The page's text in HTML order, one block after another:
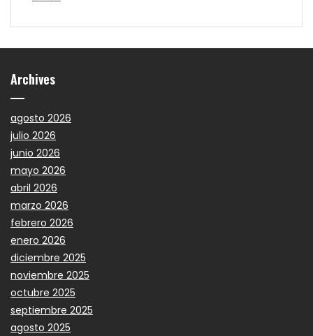
Archives
agosto 2026
julio 2026
junio 2026
mayo 2026
abril 2026
marzo 2026
febrero 2026
enero 2026
diciembre 2025
noviembre 2025
octubre 2025
septiembre 2025
agosto 2025